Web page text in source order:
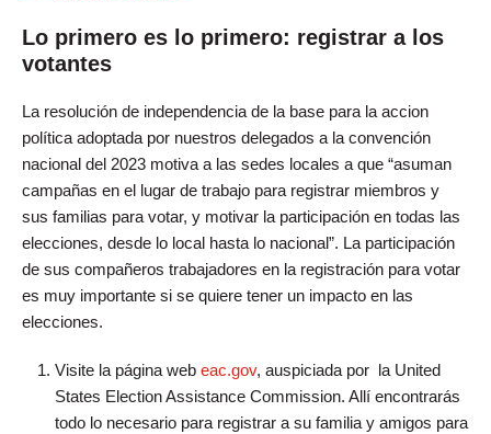
Lo primero es lo primero: registrar a los
votantes
La resolución de independencia de la base para la accion
política adoptada por nuestros delegados a la convención
nacional del 2023 motiva a las sedes locales a que “asuman
campañas en el lugar de trabajo para registrar miembros y
sus familias para votar, y motivar la participación en todas las
elecciones, desde lo local hasta lo nacional”. La participación
de sus compañeros trabajadores en la registración para votar
es muy importante si se quiere tener un impacto en las
elecciones.
Visite la página web eac.gov, auspiciada por la United
States Election Assistance Commission. Allí encontrarás
todo lo necesario para registrar a su familia y amigos para